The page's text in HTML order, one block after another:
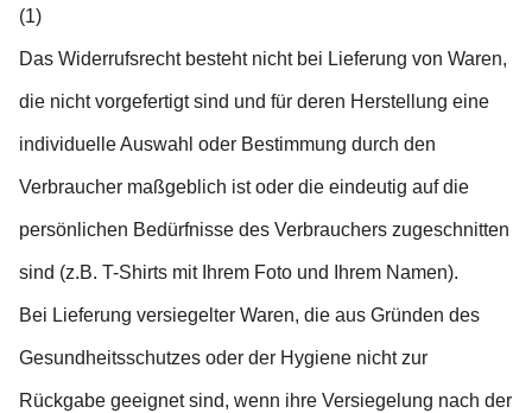
(1)
Das Widerrufsrecht besteht nicht bei Lieferung von Waren,
die nicht vorgefertigt sind und für deren Herstellung eine
individuelle Auswahl oder Bestimmung durch den
Verbraucher maßgeblich ist oder die eindeutig auf die
persönlichen Bedürfnisse des Verbrauchers zugeschnitten
sind (z.B. T-Shirts mit Ihrem Foto und Ihrem Namen).
Bei Lieferung versiegelter Waren, die aus Gründen des
Gesundheitsschutzes oder der Hygiene nicht zur
Rückgabe geeignet sind, wenn ihre Versiegelung nach der